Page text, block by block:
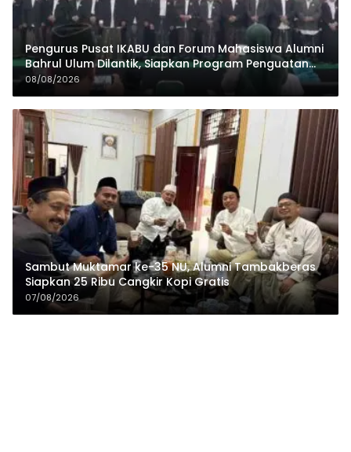
Pengurus Pusat IKABU dan Forum Mahasiswa Alumni
Bahrul Ulum Dilantik, Siapkan Program Penguatan
Organisasi dan Ekonomi
08/08/2026
Sambut Muktamar ke-35 NU, Alumni Tambakberas
Siapkan 25 Ribu Cangkir Kopi Gratis
07/08/2026